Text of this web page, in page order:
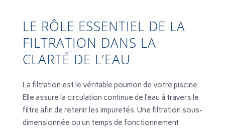
LE RÔLE ESSENTIEL DE LA
FILTRATION DANS LA
CLARTÉ DE L’EAU
La filtration est le véritable poumon de votre piscine.
Elle assure la circulation continue de l’eau à travers le
filtre afin de retenir les impuretés. Une filtration sous-
dimensionnée ou un temps de fonctionnement